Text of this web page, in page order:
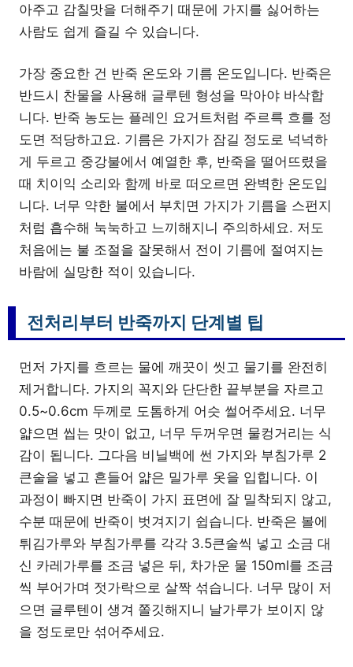
아주고 감칠맛을 더해주기 때문에 가지를 싫어하는
사람도 쉽게 즐길 수 있습니다.
가장 중요한 건 반죽 온도와 기름 온도입니다. 반죽은
반드시 찬물을 사용해 글루텐 형성을 막아야 바삭합
니다. 반죽 농도는 플레인 요거트처럼 주르륵 흐를 정
도면 적당하고요. 기름은 가지가 잠길 정도로 넉넉하
게 두르고 중강불에서 예열한 후, 반죽을 떨어뜨렸을
때 치이익 소리와 함께 바로 떠오르면 완벽한 온도입
니다. 너무 약한 불에서 부치면 가지가 기름을 스펀지
처럼 흡수해 눅눅하고 느끼해지니 주의하세요. 저도
처음에는 불 조절을 잘못해서 전이 기름에 절여지는
바람에 실망한 적이 있습니다.
전처리부터 반죽까지 단계별 팁
먼저 가지를 흐르는 물에 깨끗이 씻고 물기를 완전히
제거합니다. 가지의 꼭지와 단단한 끝부분을 자르고
0.5~0.6cm 두께로 도톰하게 어슷 썰어주세요. 너무
얇으면 씹는 맛이 없고, 너무 두꺼우면 물컹거리는 식
감이 됩니다. 그다음 비닐백에 썬 가지와 부침가루 2
큰술을 넣고 흔들어 얇은 밀가루 옷을 입힙니다. 이
과정이 빠지면 반죽이 가지 표면에 잘 밀착되지 않고,
수분 때문에 반죽이 벗겨지기 쉽습니다. 반죽은 볼에
튀김가루와 부침가루를 각각 3.5큰술씩 넣고 소금 대
신 카레가루를 조금 넣은 뒤, 차가운 물 150ml를 조금
씩 부어가며 젓가락으로 살짝 섞습니다. 너무 많이 저
으면 글루텐이 생겨 쫄깃해지니 날가루가 보이지 않
을 정도로만 섞어주세요.